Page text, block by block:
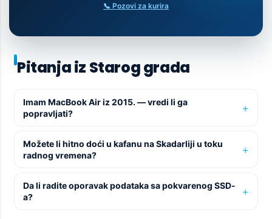
📞 Pozovi za kurira
Pitanja iz Starog grada
Imam MacBook Air iz 2015. — vredi li ga
popravljati?
Možete li hitno doći u kafanu na Skadarliji u toku
radnog vremena?
Da li radite oporavak podataka sa pokvarenog SSD-
a?